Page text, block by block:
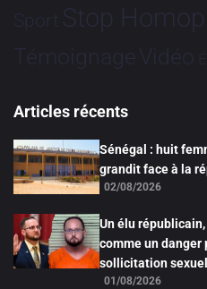
Sport Stop
TémoignageVidéo
Articles récents
Sénégal : huit
grandit face à la
02/08/2026
Un élu
comme un danger
sollicitation
01/08/2026